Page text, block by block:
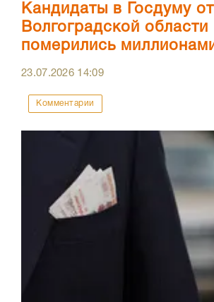
Кандидаты в Госдуму от
Волгоградской области
померились
23.07.2026 14:09
Комментарии